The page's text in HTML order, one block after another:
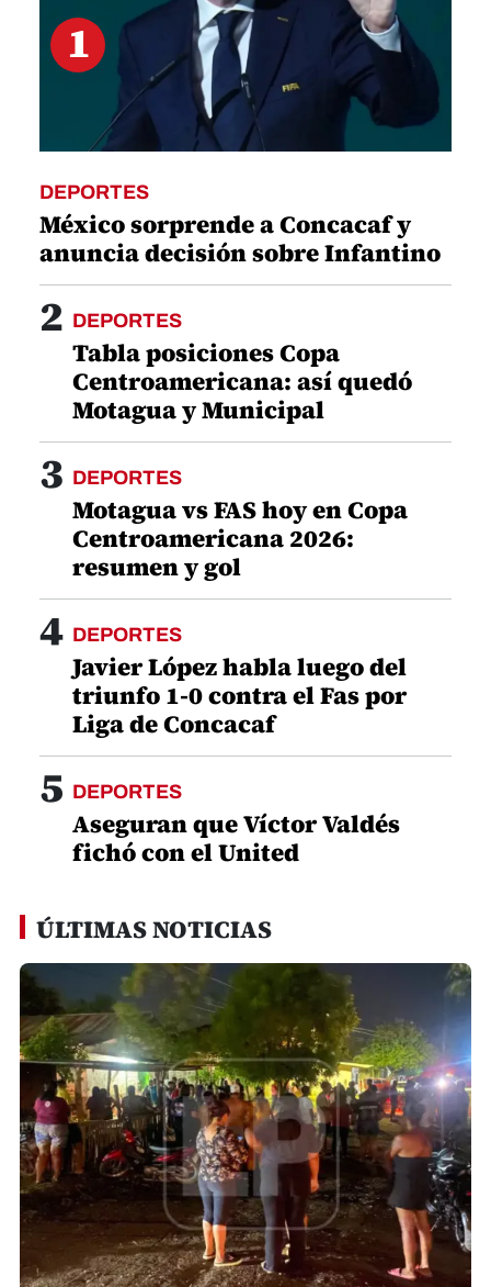
1
DEPORTES
México sorprende a Concacaf y
anuncia decisión sobre Infantino
2 DEPORTES
Tabla posiciones Copa
Centroamericana: así quedó
Motagua y Municipal
3 DEPORTES
Motagua vs FAS hoy en Copa
Centroamericana 2026:
resumen y gol
4 DEPORTES
Javier López habla luego del
triunfo 1-0 contra el Fas por
Liga de Concacaf
5 DEPORTES
Aseguran que Víctor Valdés
fichó con el United
ÚLTIMAS NOTICIAS